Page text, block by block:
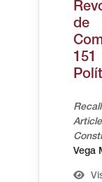
Vega